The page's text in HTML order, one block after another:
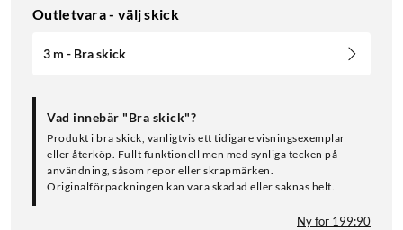
Outletvara - välj skick
3 m - Bra skick
Vad innebär "Bra skick"?
Produkt i bra skick, vanligtvis ett tidigare visningsexemplar
eller återköp. Fullt funktionell men med synliga tecken på
användning, såsom repor eller skrapmärken.
Originalförpackningen kan vara skadad eller saknas helt.
Ny för 199:90